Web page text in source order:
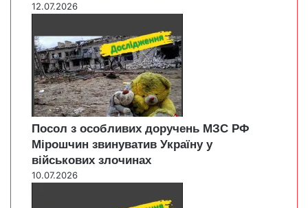
12.07.2026
Посол з особливих доручень МЗС РФ
Мірошчин звинуватив Україну у
військових злочинах
10.07.2026